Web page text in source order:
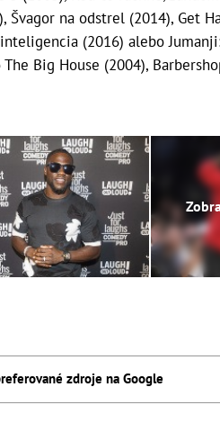
na odstrel (2014), Get
(2016) alebo
Big House (2004),
zdroje na Google